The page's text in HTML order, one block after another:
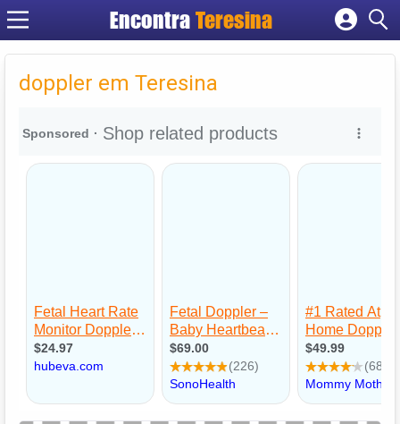
EncontraTeresina
Cadastrar empresa
Criar conta
doppler em Teresina